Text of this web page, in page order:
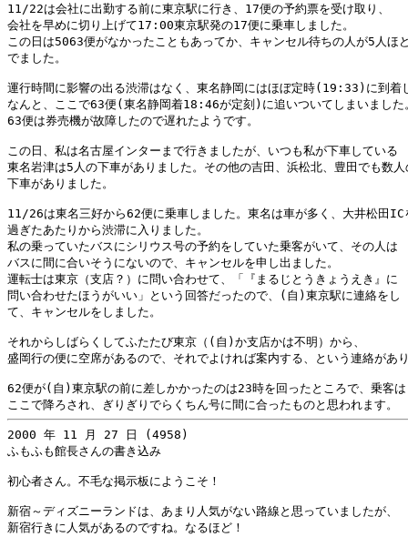
11/22は会社に出勤する前に東京駅に行き、17便の予約票を受け取り、
会社を早めに切り上げて17:00東京駅発の17便に乗車しました。
この日は5063便がなかったこともあってか、キャンセル待ちの人が5人ほ
でました。
運行時間に影響の出る渋滞はなく、東名静岡にはほぼ定時(19:33)に到着
なんと、ここで63便(東名静岡着18:46が定刻)に追いついてしまいました
63便は券売機が故障したので遅れたようです。
この日、私は名古屋インターまで行きましたが、いつも私が下車している
東名岩津は5人の下車がありました。その他の吉田、浜松北、豊田でも数人
下車がありました。
11/26は東名三好から62便に乗車しました。東名は車が多く、大井松田IC
過ぎたあたりから渋滞に入りました。
私の乗っていたバスにシリウス号の予約をしていた乗客がいて、その人は
バスに間に合いそうにないので、キャンセルを申し出ました。
運転士は東京（支店？）に問い合わせて、「『まるじとうきょうえき』に
問い合わせたほうがいい」という回答だったので、(自)東京駅に連絡をし
て、キャンセルをしました。
それからしばらくしてふたたび東京（(自)か支店かは不明）から、
盛岡行の便に空席があるので、それでよければ案内する、という連絡があ
62便が(自)東京駅の前に差しかかったのは23時を回ったところで、乗客は
2000 年 11 月 27 日 (4958)
ふもふも館長さんの書き込み
初心者さん。不毛な掲示板にようこそ！
新宿～ディズニーランドは、あまり人気がない路線と思っていましたが、
新宿行きに人気があるのですね。なるほど！